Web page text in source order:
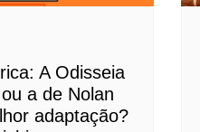
A Odisseia
a de Nolan
adaptação?